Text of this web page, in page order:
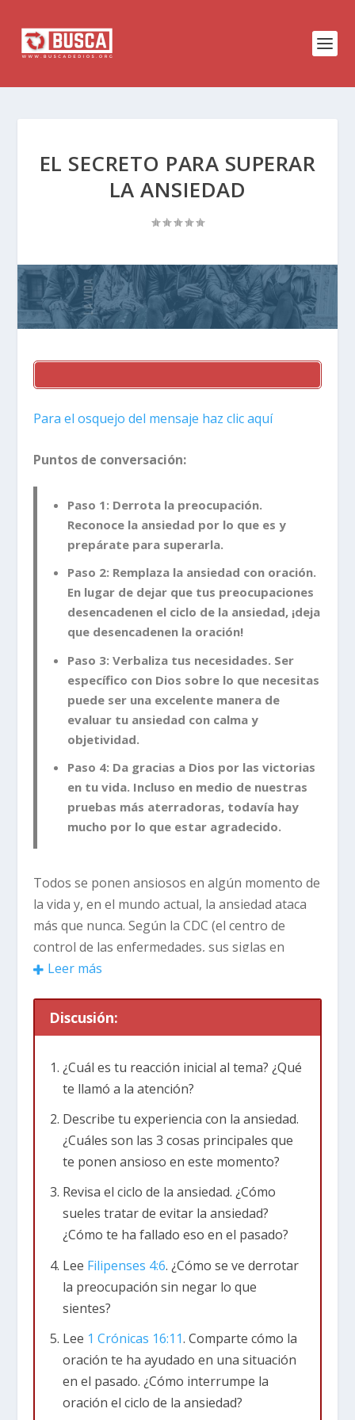
EL SECRETO PARA SUPERAR
LA ANSIEDAD
Para el osquejo del mensaje haz clic aquí
Puntos de conversación:
Paso 1: Derrota la preocupación.
Reconoce la ansiedad por lo que es y
prepárate para superarla.
Paso 2: Remplaza la ansiedad con oración.
En lugar de dejar que tus preocupaciones
desencadenen el ciclo de la ansiedad, ¡deja
que desencadenen la oración!
Paso 3: Verbaliza tus necesidades. Ser
específico con Dios sobre lo que necesitas
puede ser una excelente manera de
evaluar tu ansiedad con calma y
objetividad.
Paso 4: Da gracias a Dios por las victorias
en tu vida. Incluso en medio de nuestras
pruebas más aterradoras, todavía hay
mucho por lo que estar agradecido.
Todos se ponen ansiosos en algún momento de
la vida y, en el mundo actual, la ansiedad ataca
más que nunca. Según la CDC (el centro de
control de las enfermedades, sus siglas en
inglés),
casi el 10 % de los niños
diagnosticados con un trastorno de ansiedad
esta estadística solo cuenta los diagnósticos
oficiales. El número real de niños que luchan
contra la ansiedad es ciertamente mucho
mayor.
Academia Española: la ansiedad es un “estado de
agitación, inquietud o zozobra del ánimo.” Los
estudiantes se preocupan por los amigos, sus
gustos y el futuro. Los adultos se preocupan
por el matrimonio, los hijos y las finanzas. El
ritmo de vida es más rápido que nunca, y los
humanos no fueron diseñados para manejar a
tanta velocidad. No es de extrañar que todos
estemos tan estresados.
Leer más
Discusión:
¿Cuál es tu reacción inicial al tema? ¿Qué
te llamó a la atención?
Describe tu experiencia con la ansiedad.
¿Cuáles son las 3 cosas principales que
te ponen ansioso en este momento?
Revisa el ciclo de la ansiedad. ¿Cómo
sueles tratar de evitar la ansiedad?
¿Cómo te ha fallado eso en el pasado?
Lee Filipenses 4:6. ¿Cómo se ve derrotar
la preocupación sin negar lo que
sientes?
Lee 1 Crónicas 16:11. Comparte cómo la
oración te ha ayudado en una situación
en el pasado. ¿Cómo interrumpe la
oración el ciclo de la ansiedad?